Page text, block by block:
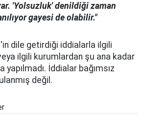
'Yolsuzluk' denildiği zaman
gayesi de olabilir."
dile getirdiği iddialarla ilgili
ilgili kurumlardan şu ana kadar
yapılmadı. İddialar bağımsız
değil.